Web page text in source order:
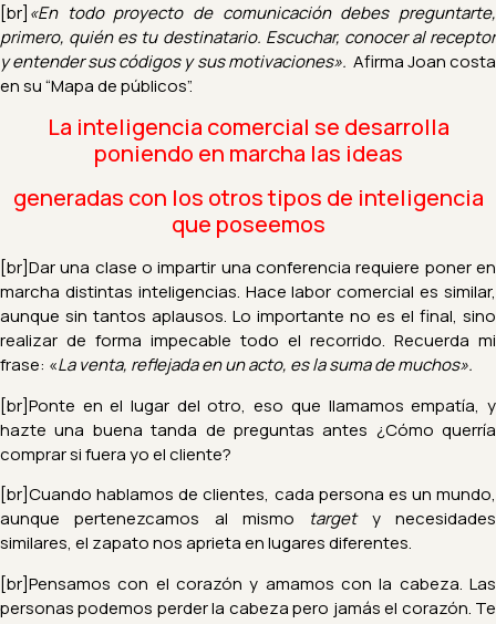
[br] «En todo proyecto de comunicación debes preguntarte,
primero, quién es tu destinatario. Escuchar, conocer al receptor
y entender sus códigos y sus motivaciones». Afirma Joan costa
en su “Mapa de públicos”.
La inteligencia comercial se desarrolla
poniendo en marcha las ideas
generadas con los otros tipos de inteligencia
que poseemos
[br]Dar una clase o impartir una conferencia requiere poner en
marcha distintas inteligencias. Hace labor comercial es similar,
aunque sin tantos aplausos. Lo importante no es el final, sino
realizar de forma impecable todo el recorrido. Recuerda mi
frase: «La venta, reflejada en un acto, es la suma de muchos».
[br]Ponte en el lugar del otro, eso que llamamos empatía, y
hazte una buena tanda de preguntas antes ¿Cómo querría
comprar si fuera yo el cliente?
[br]Cuando hablamos de clientes, cada persona es un mundo,
aunque pertenezcamos al mismo targety necesidades
similares, el zapato nos aprieta en lugares diferentes.
[br]Pensamos con el corazón y amamos con la cabeza. Las
personaspodemos perder la cabeza pero jamás el corazón. Te